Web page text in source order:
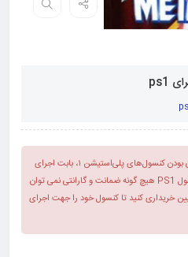
با توجه به بسیار قدیمی بودن کنسول‌های پلی‌استیشن ۱، بابت اجرای
این دیسک‌های رایت‌شده در کنسول PS1 هیچ گونه ضمانت و گارانتی نمی توان
خریداری کنید تا کنسول خود را جهت اجرای